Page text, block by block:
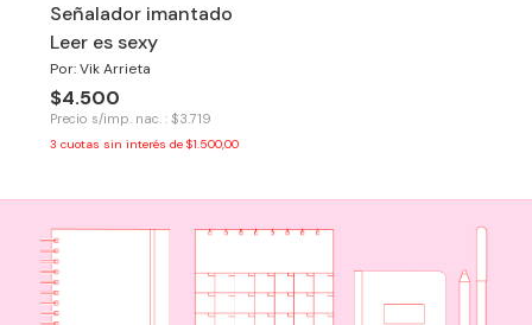
Señalador imantado
Leer es sexy
Por: Vik Arrieta
$4.500
Precio s/imp. nac. : $3.719
3 cuotas sin interés de $1.500,00